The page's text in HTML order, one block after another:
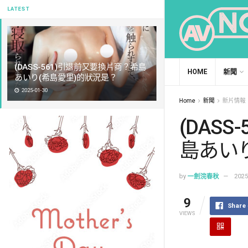
LATEST
(DASS-561)引退前又要換片商？希島
あいり(希島愛里)的狀況是？
2025-01-30
HOME 新聞
Home 新聞 新片情報
島あい
by 一劍浣春秋
9
VIEWS
Share